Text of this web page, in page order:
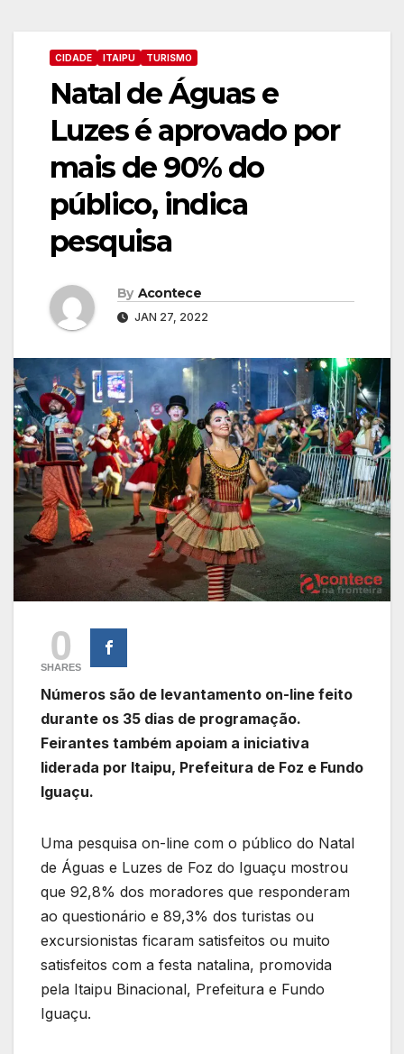
CIDADE ITAIPU TURISMO
Natal de Águas e
Luzes é aprovado por
mais de 90% do
público, indica
pesquisa
By Acontece
JAN 27, 2022
0
SHARES
Números são de levantamento on-line feito
durante os 35 dias de programação.
Feirantes também apoiam a iniciativa
liderada por Itaipu, Prefeitura de Foz e Fundo
Iguaçu.
Uma pesquisa on-line com o público do Natal
de Águas e Luzes de Foz do Iguaçu mostrou
que 92,8% dos moradores que responderam
ao questionário e 89,3% dos turistas ou
excursionistas ficaram satisfeitos ou muito
satisfeitos com a festa natalina, promovida
pela Itaipu Binacional, Prefeitura e Fundo
Iguaçu.